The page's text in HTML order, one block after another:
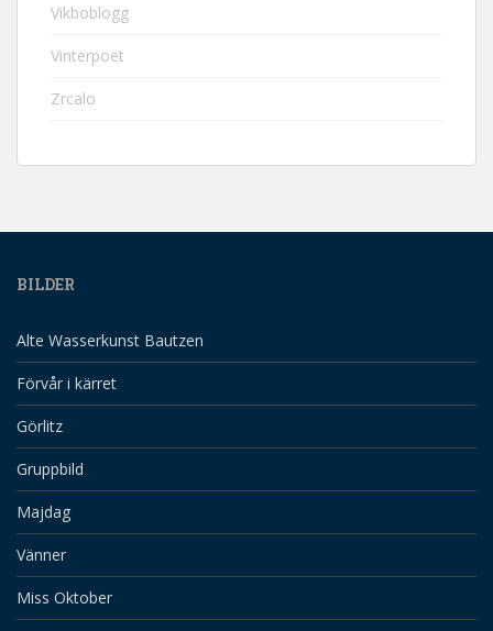
Vikboblogg
Vinterpoet
Zrcalo
BILDER
Alte Wasserkunst Bautzen
Förvår i kärret
Görlitz
Gruppbild
Majdag
Vänner
Miss Oktober